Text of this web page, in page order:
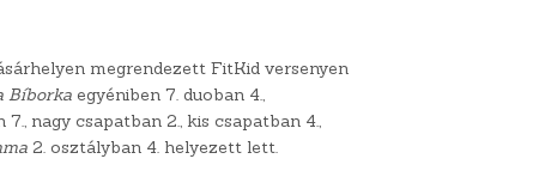
megrendezett FitKid versenyen
Bíborkaegyéniben 7. duoban 4.,
nagy csapatban 2., kis csapatban 4.,
2. osztályban 4. helyezett lett.